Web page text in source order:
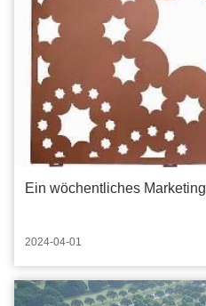
Ein wöchentliches
2024-04-01